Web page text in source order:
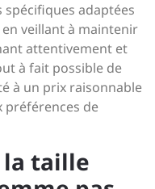
adaptées
veillant à maintenir
attentivement et
à fait possible de
à un prix raisonnable
préférences de
la taille